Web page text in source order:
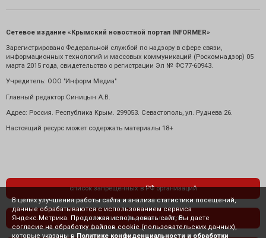
Сетевое издание «Крымский новостной портал INFORMER»
Зарегистрировано Федеральной службой по надзору в сфере связи,
информационных технологий и массовых коммуникаций (Роскомнадзор) 05
марта 2015 года, свидетельство о регистрации Эл № ФС77-60943.
Учредитель: ООО "Информ Медиа"
Главный редактор Синицын А.В.
Адрес: Россия. Республика Крым. 299053. Севастополь, ул. Руднева 26.
Настоящий ресурс может содержать материалы 18+
список запрещенных в РФ организаций
политика конфиденциальности
В целях улучшения работы сайта и анализа статистики посещений,
данные обрабатываются с использованием сервиса
Яндекс.Метрика. Продолжая использовать сайт, Вы даете
согласие на обработку файлов cookie (пользовательских данных),
которые указаны в Политике конфиденциальности и обработки